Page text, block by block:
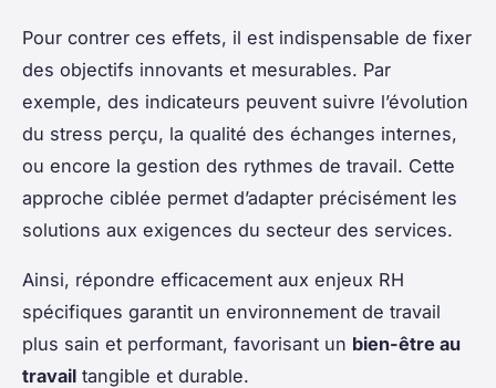
Pour contrer ces effets, il est indispensable de fixer
des objectifs innovants et mesurables. Par
exemple, des indicateurs peuvent suivre l’évolution
du stress perçu, la qualité des échanges internes,
ou encore la gestion des rythmes de travail. Cette
approche ciblée permet d’adapter précisément les
solutions aux exigences du secteur des services.
Ainsi, répondre efficacement aux enjeux RH
spécifiques garantit un environnement de travail
plus sain et performant, favorisant un bien-être au
travail tangible et durable.